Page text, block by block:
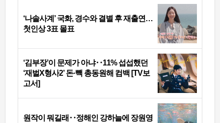
‘나솔사계’ 국화, 경수와 결별 후 재출연…
첫인상 3표 몰표
‘김부장’이 문제가 아냐‥11% 섭섭했던
‘재벌X형사2’ 돈·빽 총동원해 컴백 [TV보
고서]
원작이 뭐길래‥정해인 강하늘에 장원영